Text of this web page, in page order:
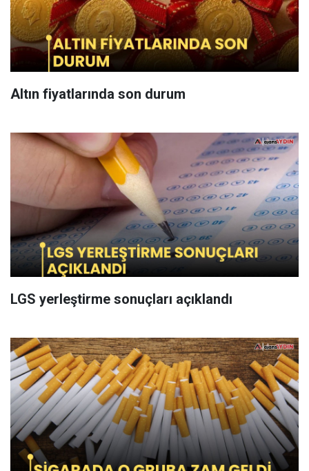
Altın fiyatlarında son durum
LGS yerleştirme sonuçları açıklandı